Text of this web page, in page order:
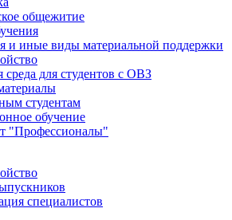
общежитие
и иные виды материальной поддержки
среда для студентов с ОВЗ
студентам
обучение
"Профессионалы"
специалистов